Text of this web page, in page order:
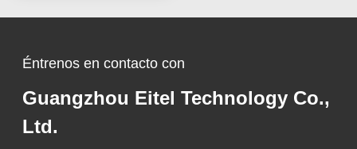
Éntrenos en contacto con
Guangzhou Eitel Technology Co.,
Ltd.